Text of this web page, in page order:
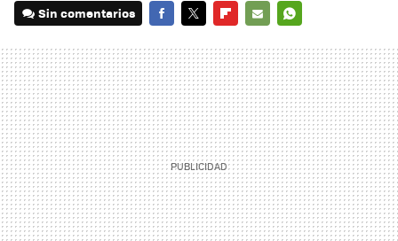
Sin comentarios
MAIL